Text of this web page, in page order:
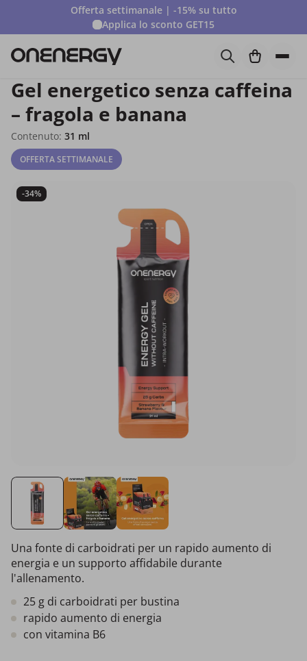
Offerta settimanale | -15% su tutto
Applica lo sconto GET15
Gel energetico senza caffeina
– fragola e banana
Contenuto: 31 ml
OFFERTA SETTIMANALE
-34%
Una fonte di carboidrati per un rapido aumento di
energia e un supporto affidabile durante
l'allenamento.
25 g di carboidrati per bustina
rapido aumento di energia
con vitamina B6